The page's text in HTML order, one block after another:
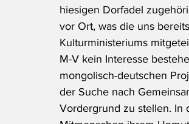
hiesigen Dorfadel
vor Ort, was die uns
Kulturministeriums
M-V kein Interesse
mongolisch-deutschen
der Suche nach
Vordergrund zu stellen. In